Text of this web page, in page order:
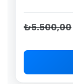
₺5.500,00